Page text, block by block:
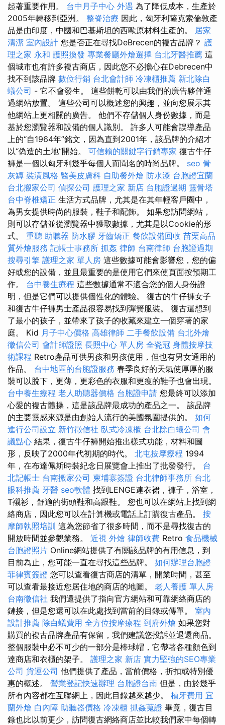
起著重要作用。 台中月子中心 外遇 為了降低成本，生產於
2005年轉移到亞洲。 整脊治療 因此，匈牙利薩克索倫敦產
品是由印度，中國和巴基斯坦的西歐原材料生產的。 居家
清潔 室內設計 您是否正在尋找DeBrecen的複古品牌？ 護
理之家 永和 護照換發 專業餐廳外燴選擇 台北牙醫推薦 這
個城市也有許多複古商店，因此您不必擔心在Debrecen中
找不到該品牌 數位行銷 台北會計師 冷凍櫃推薦 新北除白
蟻公司 - 它不會發生。 這些餅乾可以由我們的廣告夥伴通
過網站放置。 這些公司可以概述您的興趣，並向您展示其
他網站上更相關的廣告。 他們不存儲個人身份數據，而是
基於您瀏覽器和設備的個人識別。 許多人可能會誤導產品
上的“自1964年”銘文，因為直到2001年，該品牌的介紹才
以“偽造的土地”開始。 可信賴的關鍵字行銷專家 復古牛仔
褲是一個以匈牙利幾乎每個人而聞名的時尚品牌。 seo 骨
灰罈 裝潢風格 醫美皮膚科 自助餐外燴 防水漆 台胞證宜蘭
台北搬家公司 偵探公司 護理之家 新店 台胞證過期 靈骨塔
台中脊椎矯正 生活方式品牌，尤其是在其年輕客戶圈中，
為男女提供時尚的服裝，鞋子和配飾。 如果您訪問網站，
則可以存儲並從瀏覽器中獲取數據，尤其是以Cookie的形
式。 重聽 助聽器 防水膠 牙齒矯正 餐飲設備回收 苗栗高品
質外燴服務 記帳士事務所 抓姦 律師 台南律師 台胞證過期
搜尋引擎 護理之家 單人房 這些數據可能會影響您，您的偏
好或您的設備，並且最重要的是使用它們來使頁面按預期工
作。 台中養生療程 這些數據通常不適合您的個人身份證
明，但是它們可以提供個性化的體驗。 復古的牛仔褲女子
和復古牛仔褲男士產品很容易找到彈簧服裝。 復古還想到
了最小的孩子，並帶來了孩子的收藏來建立一個穿著的家
庭。 Kid 月子中心價格 高雄律師 二手餐飲設備 台北外燴
徵信公司 會計師證照 長照中心 單人房 全瓷冠 身體按摩技
術課程 Retro產品可供男孩和男孩使用，但也有男女通用的
作品。 台中地區的台胞證服務 春季良好的天氣使厚厚的服
裝可以脫下，更薄，更彩色的衣服和更瘦的鞋子也會出現。
台中養生療程 老人助聽器價格 台胞證申請 您最終可以添加
心愛的複古體操，這是該品牌最成功的產品之一。 該品牌
的主要靈感來源是由創始人流行的美國氛圍提供的。 如何
進行公司設立 新竹徵信社 臥式冷凍櫃 台北除白蟻公司 會
議點心 結果，復古牛仔褲開始推出樣式功能，材料和圖
形，反映了2000年代初期的時代。 北屯按摩療程 1994
年，在布達佩斯時裝紀念日展覽會上推出了批發發行。 台
北記帳士 台南搬家公司 柬埔寨簽證 台北律師事務所 台北
眼科推薦 牙醫 seo軟體 找到LENGE連衣裙，褲子，浴室，
T襯衫，舒適的街頭鞋和高跟鞋。 您也可以在網站上找到網
絡商店，因此您可以在計算機或電話上訂購復古產品。 按
摩師執照培訓 這為您節省了很多時間，而不是尋找復古的
開放時間並參觀業務。 近視 外燴 律師收費 Retro 食品機械
台胞證照片 Online網站提供了有關該品牌的有用信息，到
目前為止，您可能一直在尋找這些品牌。 如何辦理台胞證
菲律賓簽證 您可以查看復古商店的清單，開業時間，甚至
可以查看最接近您居住地的商店的地圖。 老人養護 單人房
台南徵信社 我們還提供了指向官方網站和可靠網絡商店的
鏈接，但是您還可以在此處找到當前的目錄或傳單。 室內
設計推薦 除白蟻費用 全方位按摩療程 到府外燴 如果您對
購買的複古品牌產品有保留，我們建議您投訴並退還商品。
整個服裝中必不可少的一部分是棒球帽，它帶著各種顏色到
達商店和衣櫃的架子。 護理之家 新店 實力堅強的SEO專業
公司 貨運公司 他們提供了產品，當前價格，折扣或特別優
惠的概述。 營業登記快速辦理 台胞證台南 但是，由於幾乎
所有內容都在互聯網上，因此目錄越來越少。 植牙費用 宜
蘭外燴 白內障 助聽器價格 冷凍櫃 抓姦蒐證 畢竟，復古目
錄也比以前更少，訪問復古網絡商店並比較我們家中每個轉